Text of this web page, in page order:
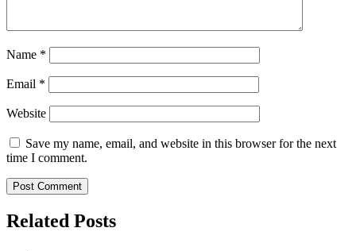
Name *
Email *
Website
Save my name, email, and website in this browser for the next
time I comment.
Related Posts